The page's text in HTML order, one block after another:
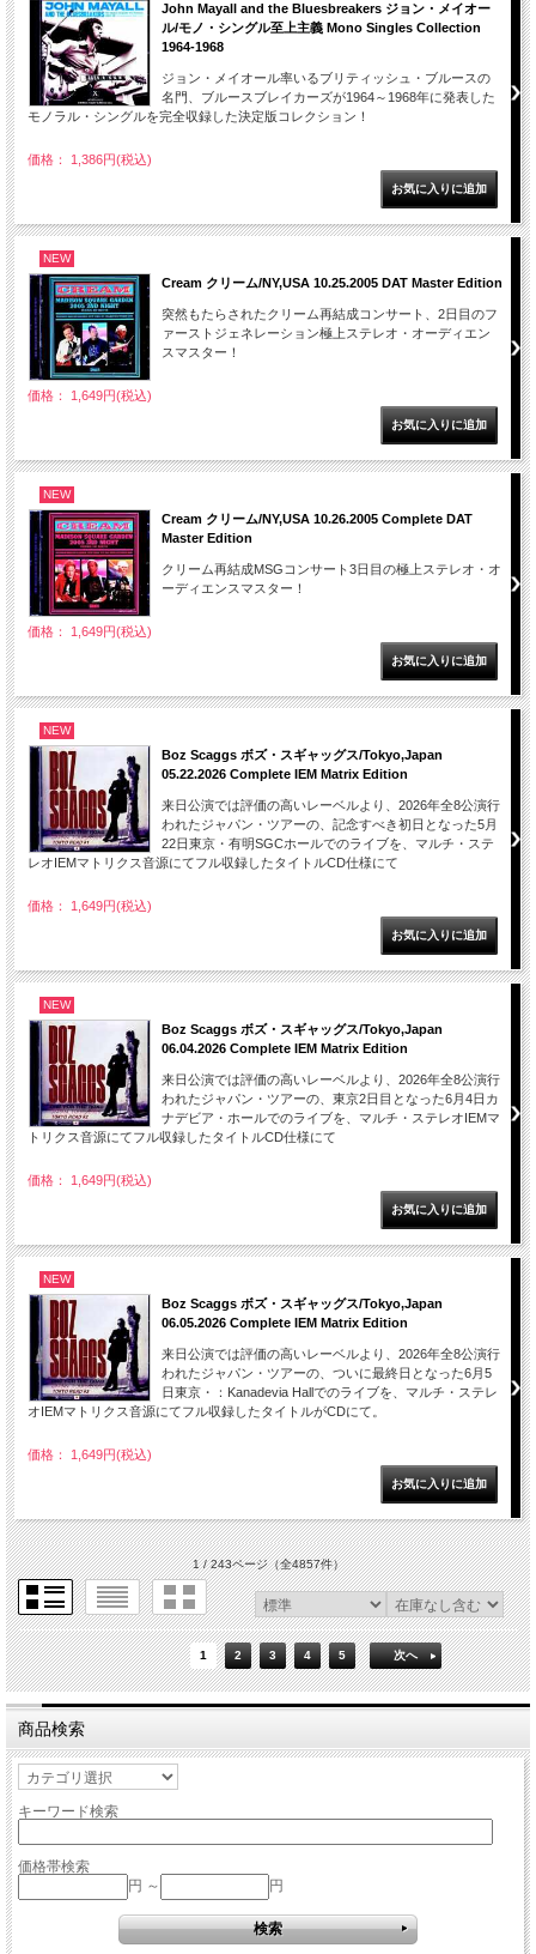
John Mayall and the Bluesbreakers ジョン・メイオー
ル/モノ・シングル至上主義 Mono Singles Collection
1964-1968
ジョン・メイオール率いるブリティッシュ・ブルースの
名門、ブルースブレイカーズが1964～1968年に発表した
モノラル・シングルを完全収録した決定版コレクション！
価格： 1,386円(税込)
NEW
Cream クリーム/NY,USA 10.25.2005 DAT Master Edition
突然もたらされたクリーム再結成コンサート、2日目のフ
ァーストジェネレーション極上ステレオ・オーディエン
スマスター！
価格： 1,649円(税込)
NEW
Cream クリーム/NY,USA 10.26.2005 Complete DAT
Master Edition
クリーム再結成MSGコンサート3日目の極上ステレオ・オ
ーディエンスマスター！
価格： 1,649円(税込)
NEW
Boz Scaggs ボズ・スギャッグス/Tokyo,Japan
05.22.2026 Complete IEM Matrix Edition
来日公演では評価の高いレーベルより、2026年全8公演行
われたジャパン・ツアーの、記念すべき初日となった5月
22日東京・有明SGCホールでのライブを、マルチ・ステ
レオIEMマトリクス音源にてフル収録したタイトルCD仕様にて
価格： 1,649円(税込)
NEW
Boz Scaggs ボズ・スギャッグス/Tokyo,Japan
06.04.2026 Complete IEM Matrix Edition
来日公演では評価の高いレーベルより、2026年全8公演行
われたジャパン・ツアーの、東京2日目となった6月4日カ
ナデビア・ホールでのライブを、マルチ・ステレオIEMマ
トリクス音源にてフル収録したタイトルCD仕様にて
価格： 1,649円(税込)
NEW
Boz Scaggs ボズ・スギャッグス/Tokyo,Japan
06.05.2026 Complete IEM Matrix Edition
来日公演では評価の高いレーベルより、2026年全8公演行
われたジャパン・ツアーの、ついに最終日となった6月5
日東京・：Kanadevia Hallでのライブを、マルチ・ステレ
オIEMマトリクス音源にてフル収録したタイトルがCDにて。
価格： 1,649円(税込)
1 / 243ページ（全4857件）
1 2 3 4 5 次へ
商品検索
キーワード検索
価格帯検索
円 ～
円